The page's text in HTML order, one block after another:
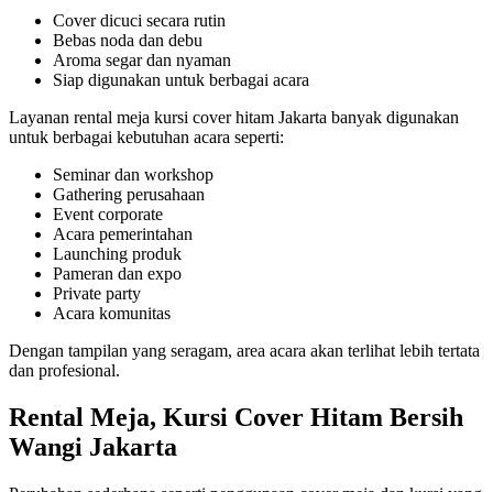
Cover dicuci secara rutin
Bebas noda dan debu
Aroma segar dan nyaman
Siap digunakan untuk berbagai acara
Layanan rental meja kursi cover hitam Jakarta banyak digunakan
untuk berbagai kebutuhan acara seperti:
Seminar dan workshop
Gathering perusahaan
Event corporate
Acara pemerintahan
Launching produk
Pameran dan expo
Private party
Acara komunitas
Dengan tampilan yang seragam, area acara akan terlihat lebih tertata
dan profesional.
Rental Meja, Kursi Cover Hitam Bersih
Wangi Jakarta